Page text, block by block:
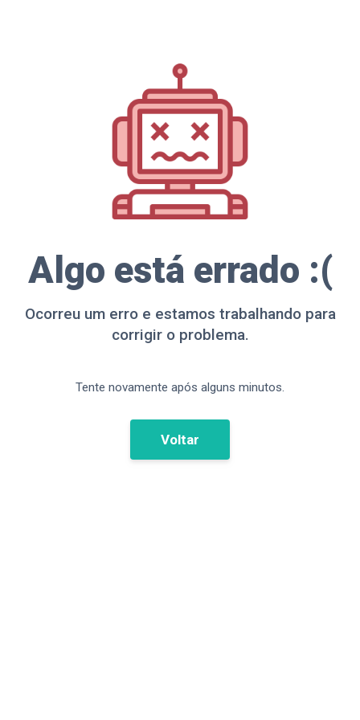
Algo está errado :(
Ocorreu um erro e estamos trabalhando para
corrigir o problema.
Tente novamente após alguns minutos.
Voltar